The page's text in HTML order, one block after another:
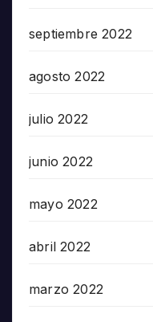
septiembre 2022
agosto 2022
julio 2022
junio 2022
mayo 2022
abril 2022
marzo 2022